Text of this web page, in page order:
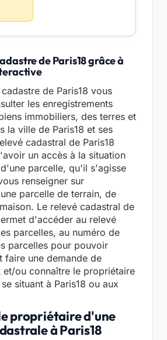
de Paris18 grâce à
de Paris18 vous
les enregistrements
immobiliers, des terres et
la ville de Paris18 et ses
cadastral de Paris18
un accès à la situation
parcelle, qu'il s'agisse
renseigner sur
parcelle de terrain, de
Le relevé cadastral de
d'accéder au relevé
parcelles, au numéro de
parcelles pour pouvoir
faire une demande de
et/ou connaître le propriétaire
situant à Paris18 ou aux
propriétaire d'une
à Paris18